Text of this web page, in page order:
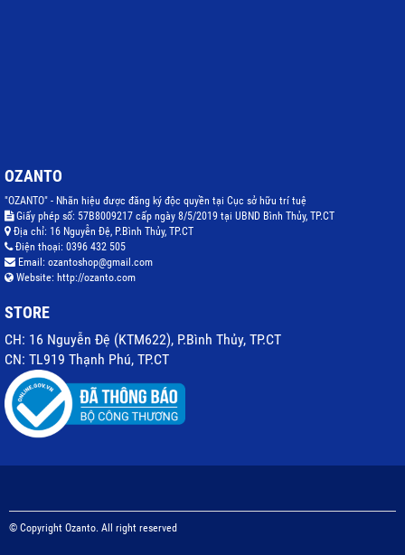
OZANTO
"OZANTO" - Nhãn hiệu được đăng ký độc quyền tại Cục sở hữu trí tuệ
Giấy phép số: 57B8009217 cấp ngày 8/5/2019 tại UBND Bình Thủy, TP.CT
Địa chỉ: 16 Nguyễn Đệ, P.Bình Thủy, TP.CT
Điện thoại: 0396 432 505
Email: ozantoshop@gmail.com
Website: http://ozanto.com
STORE
CH: 16 Nguyễn Đệ (KTM622), P.Bình Thủy, TP.CT
CN: TL919 Thạnh Phú, TP.CT
© Copyright Ozanto. All right reserved